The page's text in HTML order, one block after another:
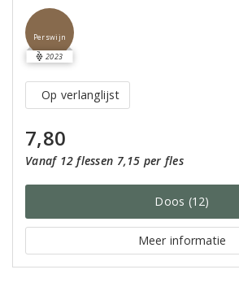
Perswijn
2023
Op verlanglijst
7,80
Vanaf 12 flessen 7,15 per fles
Doos (12)
Meer informatie